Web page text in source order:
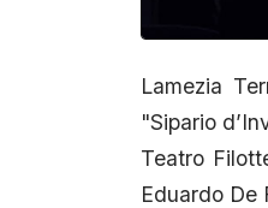
Lamezia
"Sipario
Teatro
Eduardo De